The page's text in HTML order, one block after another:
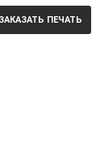
ЗАКАЗАТЬ ПЕЧАТЬ